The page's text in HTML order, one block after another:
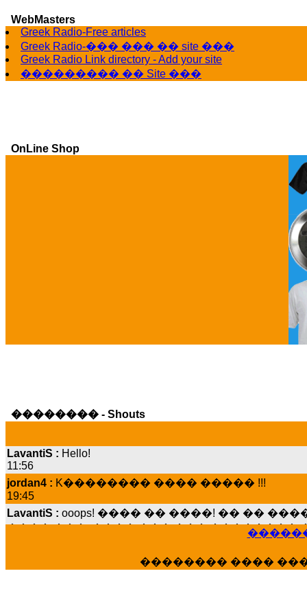
WebMasters
Greek Radio-Free articles
Greek Radio-��� ��� �� site ���
Greek Radio Link directory - Add your site
��������� �� Site ���
OnLine Shop
�������� - Shouts
11:56
jordan4 :
19:45
LavantiS :
���� ���; ���� ��� ��� ��������
�������� ����